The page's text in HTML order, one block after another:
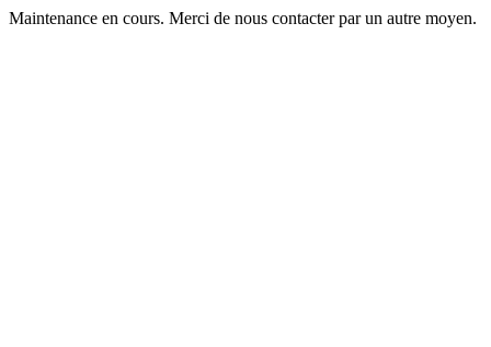
Maintenance en cours. Merci de nous contacter par un autre moyen.